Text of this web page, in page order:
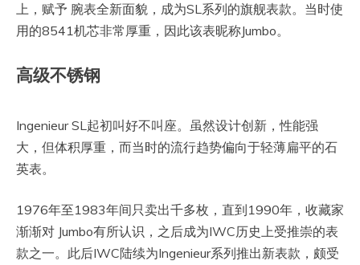
上，赋予 腕表全新面貌，成为SL系列的旗舰表款。当时使
用的8541机芯非常厚重，因此该表昵称Jumbo。
高级不锈钢
Ingenieur SL起初叫好不叫座。虽然设计创新，性能强
大，但体积厚重，而当时的流行趋势偏向于轻薄扁平的石
英表。
1976年至1983年间只卖出千多枚，直到1990年，收藏家
渐渐对 Jumbo有所认识，之后成为IWC历史上受推崇的表
款之一。此后IWC陆续为Ingenieur系列推出新表款，颇受